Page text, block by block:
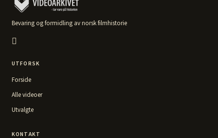
Bevaring og formidling av norsk filmhistorie
UTFORSK
Forside
Alle videoer
Utvalgte
KONTAKT